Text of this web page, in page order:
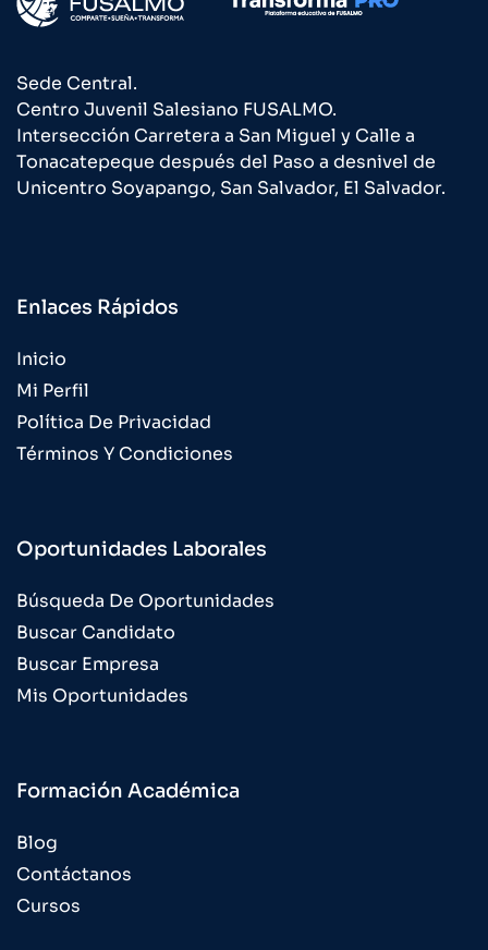
Sede Central.
Centro Juvenil Salesiano FUSALMO.
Intersección Carretera a San Miguel y Calle a
Tonacatepeque después del Paso a desnivel de
Unicentro Soyapango, San Salvador, El Salvador.
Enlaces Rápidos
Inicio
Mi Perfil
Política De Privacidad
Términos Y Condiciones
Oportunidades Laborales
Búsqueda De Oportunidades
Buscar Candidato
Buscar Empresa
Mis Oportunidades
Formación Académica
Blog
Contáctanos
Cursos